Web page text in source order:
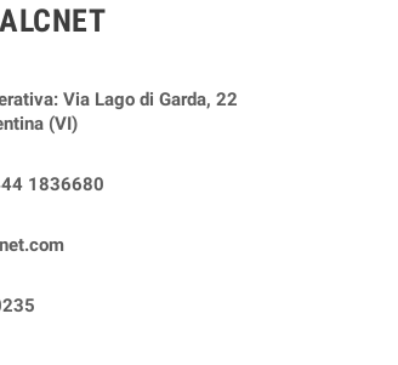
Via Lago di Garda, 22
(VI)
1836680